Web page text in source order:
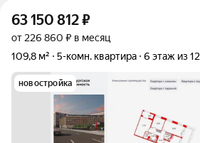
63 150 812₽
от 226 860 ₽ в месяц
109,8 м²
5-комн. квартира 6 этаж из 12
новостройка